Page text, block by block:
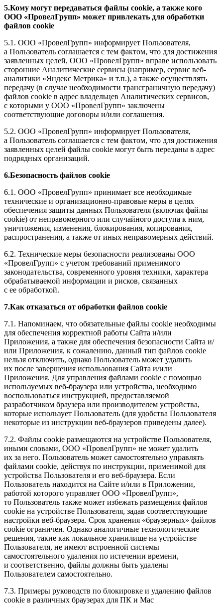
5.Кому могут передаваться файлы cookie, а также кого
ООО «ПровелГрупп» может привлекать для обработки
файлов cookie
5.1. ООО «ПровелГрупп» информирует Пользователя,
а Пользователь соглашается с тем фактом, что для достижения
заявленных целей, ООО «ПровелГрупп» вправе использовать
сторонние Аналитические сервисы (например, сервис веб-
аналитики «Яндекс Метрика» и т.п.), а также осуществлять
передачу (в случае необходимости трансграничную передачу)
файлов cookie в адрес владельцев Аналитических сервисов,
с которыми у ООО «ПровелГрупп» заключены
соответствующие договоры и/или соглашения.
5.2. ООО «ПровелГрупп» информирует Пользователя,
а Пользователь соглашается с тем фактом, что для достижения
заявленных целей файлы cookie могут быть переданы в адрес
подрядных организаций.
6.Безопасность файлов cookie
6.1. ООО «ПровелГрупп» принимает все необходимые
технические и организационно-правовые меры в целях
обеспечения защиты данных Пользователя (включая файлы
cookie) от неправомерного или случайного доступа к ним,
уничтожения, изменения, блокирования, копирования,
распространения, а также от иных неправомерных действий.
6.2. Технические меры безопасности реализованы ООО
«ПровелГрупп» с учетом требований применимого
законодательства, современного уровня техники, характера
обрабатываемой информации и рисков, связанных
с ее обработкой.
7.Как отказаться от обработки файлов cookie
7.1. Напоминаем, что обязательные файлы cookie необходимы
для обеспечения корректной работы Сайта и/или
Приложения, а также для обеспечения безопасности Сайта и/
или Приложения, к сожалению, данный тип файлов cookie
нельзя отключить, однако Пользователь может удалить
их после завершения использования Сайта и/или
Приложения. Для управления файлами cookie с помощью
используемых веб-браузера или устройства, необходимо
воспользоваться инструкцией, предоставляемой
разработчиком браузера или производителем устройства,
которые использует Пользователь (для удобства Пользователя
некоторые из инструкции веб-браузеров приведены далее).
7.2. Файлы cookie размещаются на устройстве Пользователя,
иными словами, ООО «ПровелГрупп» не может удалить
их за него. Пользователь может самостоятельно управлять
файлами cookie, действуя по инструкции, применимой для
устройства Пользователя и его веб-браузера. Если
Пользователь находится на Сайте и/или в Приложении,
работой которого управляет ООО «ПровелГрупп»,
то Пользователь также может избежать размещения файлов
cookie на устройстве Пользователя, задав соответствующие
настройки веб-браузера. Срок хранения «браузерных» файлов
cookie ограничен. Однако аналогичные технологические
решения, такие как локальное хранилище на устройстве
Пользователя, не имеют встроенной системы
самостоятельного удаления по истечении времени,
и соответственно, файлы должны быть удалены
Пользователем самостоятельно.
7.3. Примеры руководств по блокировке и удалению файлов
cookie в различных браузерах для ПК и Mac